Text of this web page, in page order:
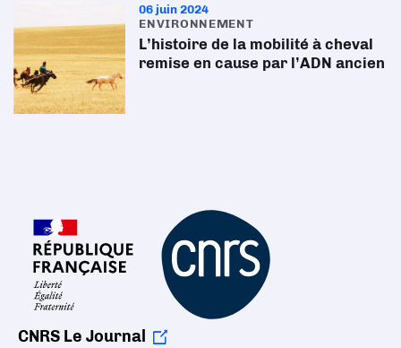
06 juin 2024
ENVIRONNEMENT
L’histoire de la mobilité à cheval
remise en cause par l’ADN ancien
CNRS Le Journal